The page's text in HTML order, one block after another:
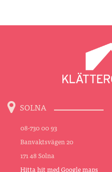
SOLNA
08-730 00 93
Banvaktsvägen 20
171 48 Solna
Hitta hit med Google maps